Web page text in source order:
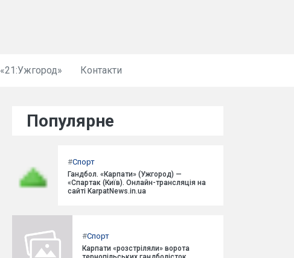
«21:Ужгород» Контакти
Популярне
#Спорт
Гандбол. «Карпати» (Ужгород) —
«Спартак (Київ). Онлайн-трансляція на
сайті KarpatNews.in.ua
#Спорт
Карпати «розстріляли» ворота